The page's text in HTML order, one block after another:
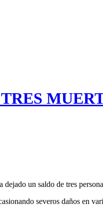
un saldo de tres
severos daños en